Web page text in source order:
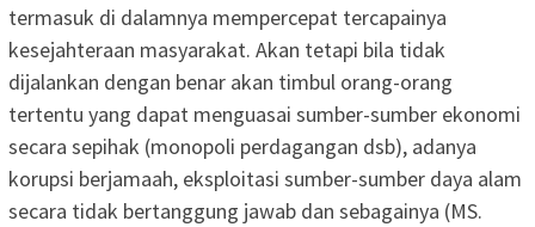
termasuk di dalamnya mempercepat tercapainya
kesejahteraan masyarakat. Akan tetapi bila tidak
dijalankan dengan benar akan timbul orang-orang
tertentu yang dapat menguasai sumber-sumber ekonomi
secara sepihak (monopoli perdagangan dsb), adanya
korupsi berjamaah, eksploitasi sumber-sumber daya alam
secara tidak bertanggung jawab dan sebagainya (MS.